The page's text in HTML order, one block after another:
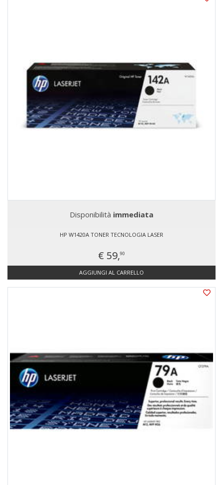
Disponibilità immediata
HP W1420A TONER TECNOLOGIA LASER
€ 59,90
AGGIUNGI AL CARRELLO